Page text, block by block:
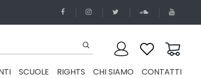
SCUOLE RIGHTS CHI SIAMO CONTATTI